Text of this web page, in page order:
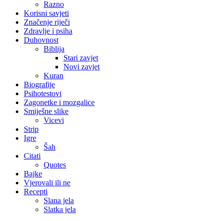
Razno
Korisni savjeti
Značenje riječi
Zdravlje i psiha
Duhovnost
Biblija
Stari zavjet
Novi zavjet
Kuran
Biografije
Psihotestovi
Zagonetke i mozgalice
Smiješne slike
Vicevi
Strip
Igre
Šah
Citati
Quotes
Bajke
Vjerovali ili ne
Recepti
Slana jela
Slatka jela